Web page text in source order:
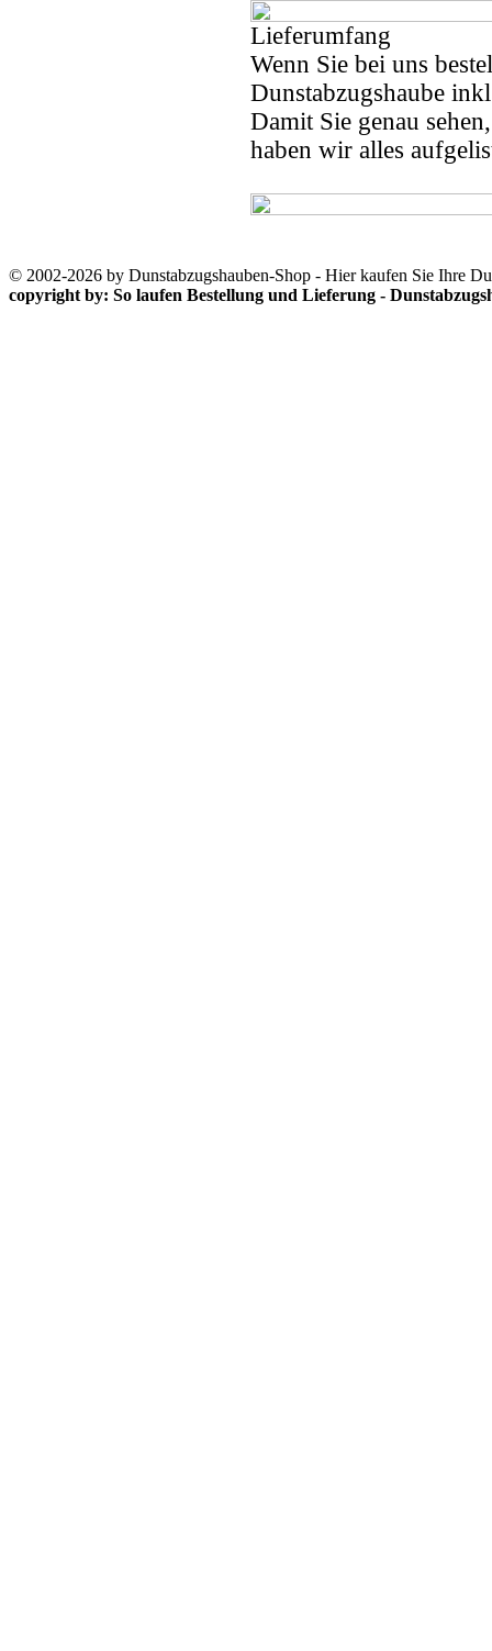
Lieferumfang
Wenn Sie bei uns
Dunstabzugshaube
Damit Sie genau
haben wir alles
© 2002-2026 by Dunstabzugshauben-Shop - Hier kaufen Sie Ihre
copyright by: So laufen Bestellung und Lieferung -